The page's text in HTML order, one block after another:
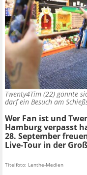
Twenty4Tim (22) gönnte
darf ein Besuch am
Wer Fan ist und
Hamburg verpasst
28. September
Live-Tour in der
Titelfoto: Lenthe-Medien